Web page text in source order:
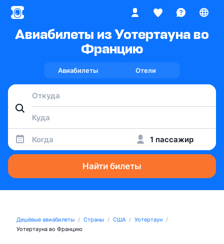
Авиабилеты из Уотертауна во
Францию
Авиабилеты Отели
Когда 1 пассажир
Найти билеты
Дешёвые авиабилеты Страны США
Уотертаун
Уотертауна во Францию